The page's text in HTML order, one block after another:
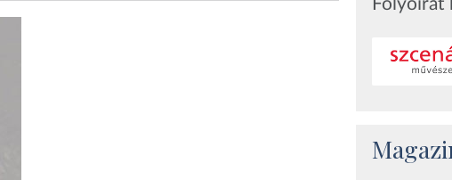
Folyóirat